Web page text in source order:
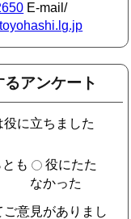
E-mail/
アンケート
に立ちました
も
役にたた
なかった
意見がありまし